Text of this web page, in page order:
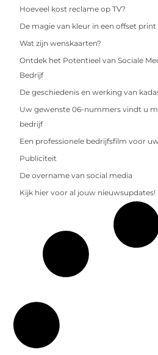
Hoeveel kost reclame op TV?
De magie van kleur in een offset print
Wat zijn wenskaarten?
Ontdek het Potentieel van Sociale
Bedrijf
De geschiedenis en werking van
Uw gewenste 06-nummers vindt u
bedrijf
Een professionele bedrijfsfilm voor
Publiciteit
De overname van social media
Kijk hier voor al jouw nieuwsupdates!